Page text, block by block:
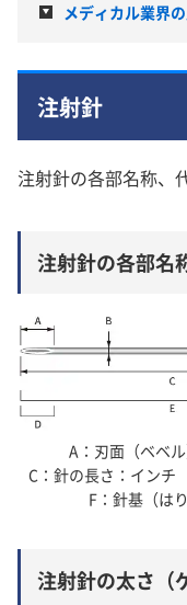
メディカル業界
注射針
注射針の各部名称、
注射針の各部名
A 刃面（ベベル
C
針の長さ：インチ
F
針基（は
注射針の太さ（